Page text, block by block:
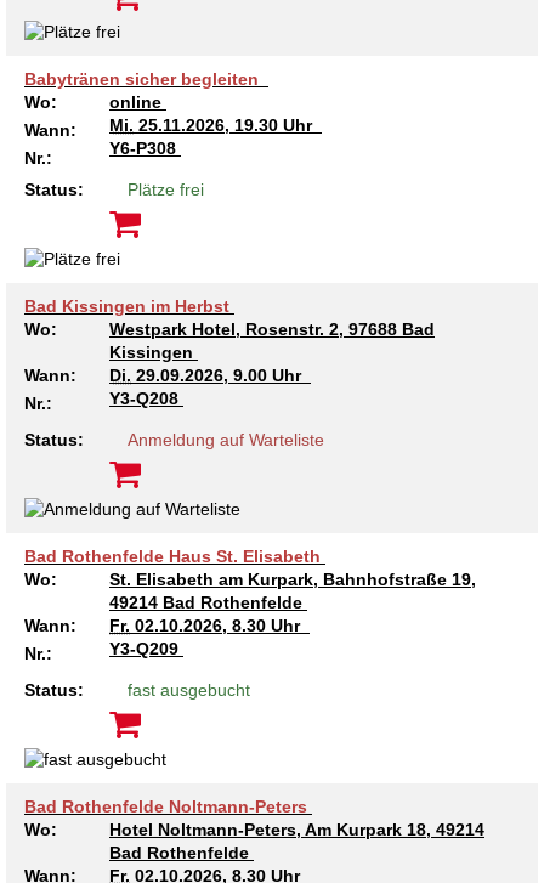
Babytränen sicher begleiten
Wo:
online
Wann:
Mi. 25.11.2026, 19.30 Uhr
Nr.:
Y6-P308
Status: Plätze frei
Bad Kissingen im Herbst
Wo:
Westpark Hotel, Rosenstr. 2, 97688 Bad
Kissingen
Wann:
Di. 29.09.2026, 9.00 Uhr
Nr.:
Y3-Q208
Status: Anmeldung auf Warteliste
Bad Rothenfelde Haus St. Elisabeth
Wo:
St. Elisabeth am Kurpark, Bahnhofstraße 19,
49214 Bad Rothenfelde
Wann:
Fr. 02.10.2026, 8.30 Uhr
Nr.:
Y3-Q209
Status: fast ausgebucht
Bad Rothenfelde Noltmann-Peters
Wo:
Hotel Noltmann-Peters, Am Kurpark 18, 49214
Bad Rothenfelde
Wann:
Fr. 02.10.2026, 8.30 Uhr